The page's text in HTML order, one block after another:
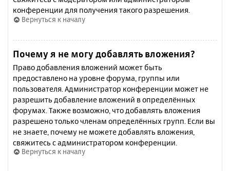
конференции для получения такого разрешения.
Вернуться к началу
Почему я не могу добавлять вложения?
Право добавления вложений может быть
предоставлено на уровне форума, группы или
пользователя. Администратор конференции может не
разрешить добавление вложений в определённых
форумах. Также возможно, что добавлять вложения
разрешено только членам определённых групп. Если вы
не знаете, почему не можете добавлять вложения,
свяжитесь с администратором конференции.
Вернуться к началу